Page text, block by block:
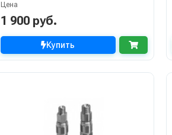
Цена
1 900 руб.
Купить